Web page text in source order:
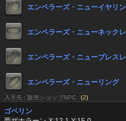
エンペラーズ・ニューイヤリ
エンペラーズ・ニューネック
エンペラーズ・ニューブレス
エンペラーズ・ニューリング
入手先 : 販売ショップNPC (2)
ゴベリン